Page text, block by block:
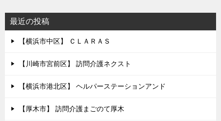
最近の投稿
【横浜市中区】 ＣＬＡＲＡＳ
【川崎市宮前区】 訪問介護ネクスト
【横浜市港北区】 ヘルパーステーションアンド
【厚木市】 訪問介護まごのて厚木